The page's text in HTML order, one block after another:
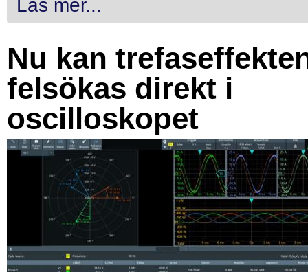
Läs mer...
Nu kan
felsökas direkt i
oscilloskopet